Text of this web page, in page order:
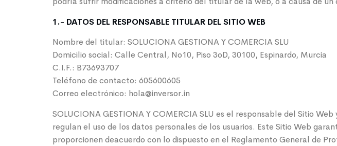
1.- DATOS DEL RESPONSABLE TITULAR DEL SITIO WEB
Nombre del titular: SOLUCIONA GESTIONA Y COMERCIA SLU
Domicilio social: Calle Central, No10, Piso 3oD, 30100, Espinardo, Murcia
C.I.F.: B73693707
Teléfono de contacto: 605600605
Correo electrónico: hola@inversor.in
SOLUCIONA GESTIONA Y COMERCIA SLU es el responsable del Sitio
regulan el uso de los datos personales de los usuarios. Este Sitio Web
proporcionen deacuerdo con lo dispuesto en el Reglamento General de